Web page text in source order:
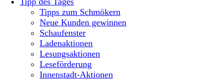
Tipps zum Schmökern
Neue Kunden gewinnen
Schaufenster
Ladenaktionen
Lesungsaktionen
Leseförderung
Innenstadt-Aktionen